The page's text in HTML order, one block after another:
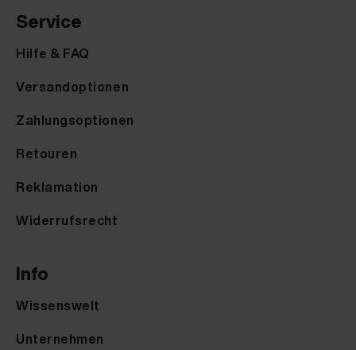
Service
Hilfe & FAQ
Versandoptionen
Zahlungsoptionen
Retouren
Reklamation
Widerrufsrecht
Info
Wissenswelt
Unternehmen